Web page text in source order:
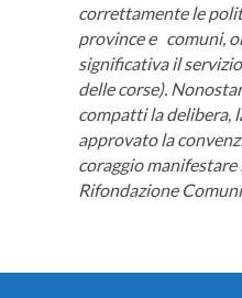
correttamente le
province e comuni,
significativa il
delle corse).
compatti la delibera,
approvato la
coraggio manifestare
Rifondazione